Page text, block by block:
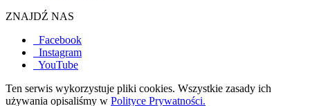
ZNAJDŹ NAS
Facebook
Instagram
YouTube
Ten serwis wykorzystuje pliki cookies. Wszystkie zasady ich
używania opisaliśmy w Polityce Prywatności.